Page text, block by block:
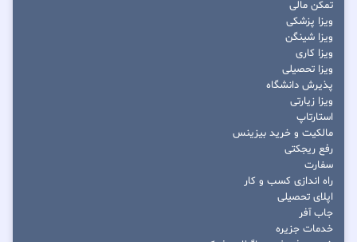
تمکن مالی
ویزا پزشکی
ویزا شینگن
ویزا کاری
ویزا تحصیلی
پذیرش دانشگاه
ویزا زیارتی
استارتاپ
مالکیت و خرید بیزینس
رفع ریجکتی
سفارت
راه اندازی کسب و کار
اپلای تحصیلی
جاب آفر
خدمات جزیره